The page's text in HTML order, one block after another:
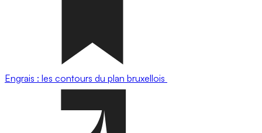
Engrais : les contours du plan bruxellois